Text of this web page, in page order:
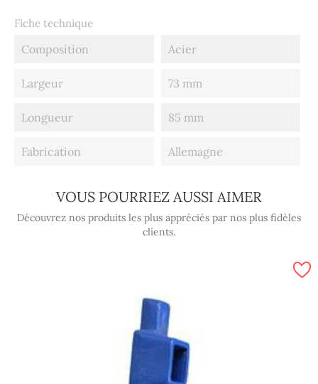
Fiche technique
Composition Acier
Largeur 73 mm
Longueur 85 mm
Fabrication Allemagne
VOUS POURRIEZ AUSSI AIMER
Découvrez nos produits les plus appréciés par nos plus fidèles
clients.